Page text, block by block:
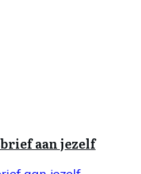
aan jezelf